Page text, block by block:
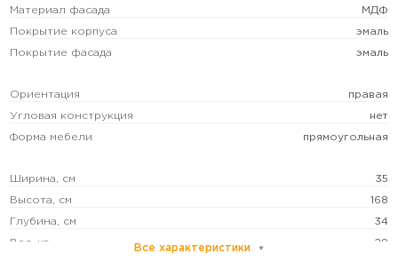
Материал фасада МДФ
Покрытие корпуса эмаль
Покрытие фасада эмаль
Ориентация правая
Угловая конструкция нет
Форма мебели прямоугольная
Ширина, см 35
Высота, см 168
Глубина, см 34
Вес, кг 29
Все характеристики